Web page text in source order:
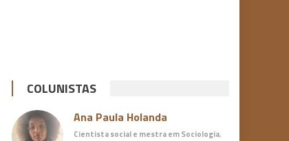
COLUNISTAS
Ana Paula Holanda
Cientista social e mestra em Sociologia,